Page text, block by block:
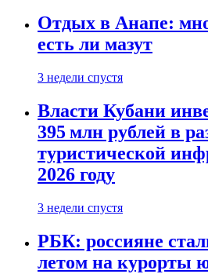
Отдых в Анапе:
есть ли мазут
3 недели спустя
Власти Кубани
395 млн рублей в
туристической
2026 году
3 недели спустя
РБК: россияне
летом на курорты